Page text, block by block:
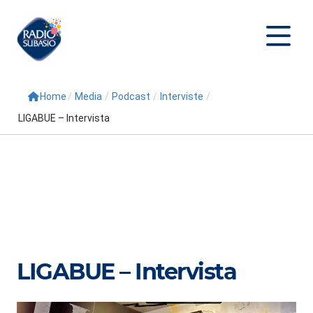
Cerca
Conduttori
Home / Media / Podcast / Interviste /
LIGABUE – Intervista
LIGABUE – Intervista